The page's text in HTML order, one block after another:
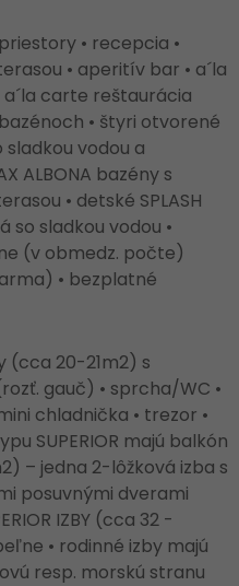
• recepcia •
• aperitív bar • a´la
carte reštaurácia
• štyri otvorené
sladkou vodou a
ALBONA bazény s
• detské SPLASH
sladkou vodou •
(v obmedz. počte)
• bezplatné
(cca 20-21m2) s
gauč) • sprcha/WC •
chladnička • trezor •
SUPERIOR majú balkón
– jedna 2-lôžková izba s
posuvnými dverami
IZBY (cca 32 -
• rodinné izby majú
resp. morskú stranu